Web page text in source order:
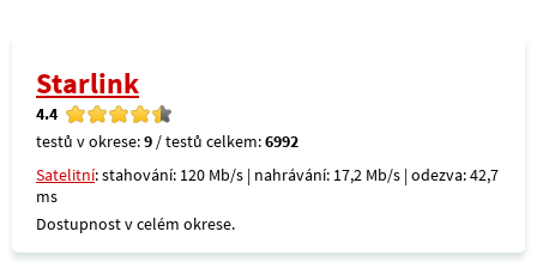
Starlink
4.4
testů v okrese:9 / testů celkem:6992
Satelitní: stahování: 120 Mb/s | nahrávání: 17,2 Mb/s | odezva: 42,7
ms
Dostupnost v celém okrese.